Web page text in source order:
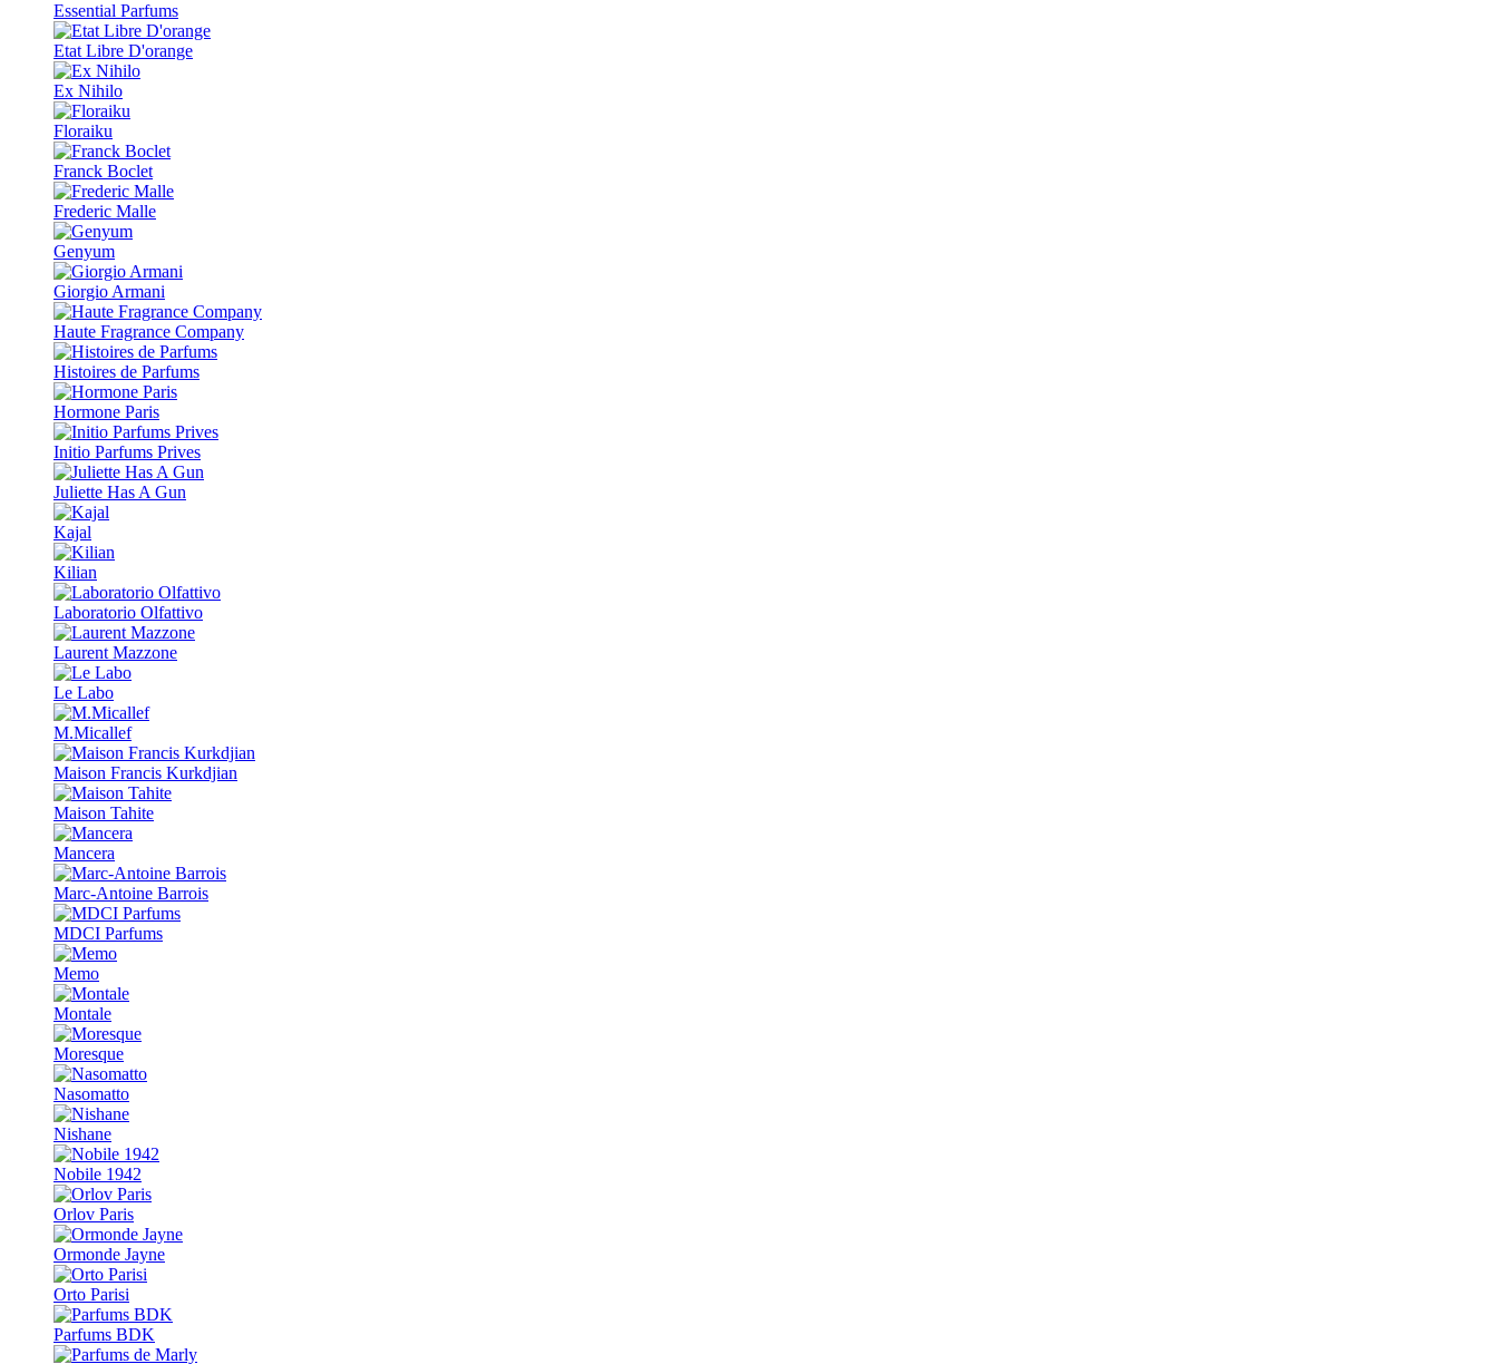
Essential Parfums
Etat Libre D'orange
Ex Nihilo
Floraiku
Franck Boclet
Frederic Malle
Genyum
Giorgio Armani
Haute Fragrance Company
Histoires de Parfums
Hormone Paris
Initio Parfums Prives
Juliette Has A Gun
Kajal
Kilian
Laboratorio Olfattivo
Laurent Mazzone
Le Labo
M.Micallef
Maison Francis Kurkdjian
Maison Tahite
Mancera
Marc-Antoine Barrois
MDCI Parfums
Memo
Montale
Moresque
Nasomatto
Nishane
Nobile 1942
Orlov Paris
Ormonde Jayne
Orto Parisi
Parfums BDK